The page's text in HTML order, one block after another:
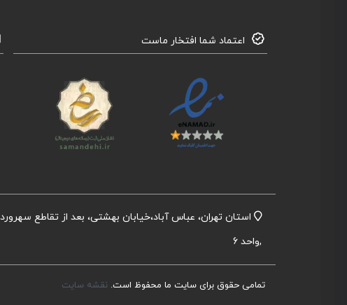
اعتماد شما افتخار ماست
,واحد 6
تمامی حقوق برای سایت ما محفوظ است. نقشه سایت